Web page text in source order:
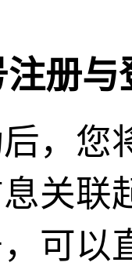
册
，您
关联
可以